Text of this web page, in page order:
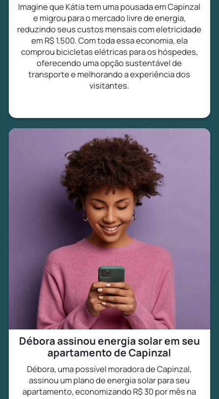
Imagine que Kátia tem uma pousada em Capinzal
e migrou para o mercado livre de energia,
reduzindo seus custos mensais com eletricidade
em R$ 1.500. Com toda essa economia, ela
comprou bicicletas elétricas para os hóspedes,
oferecendo uma opção sustentável de
transporte e melhorando a experiência dos
visitantes.
Débora assinou energia solar em seu
apartamento de Capinzal
Débora, uma possível moradora de Capinzal,
assinou um plano de energia solar para seu
apartamento, economizando R$ 30 por mês na